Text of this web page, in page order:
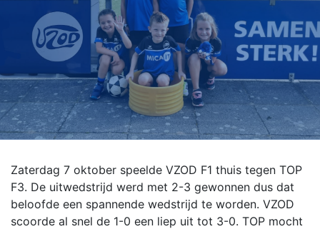
Zaterdag 7 oktober speelde VZOD F1 thuis tegen TOP
F3. De uitwedstrijd werd met 2-3 gewonnen dus dat
beloofde een spannende wedstrijd te worden. VZOD
scoorde al snel de 1-0 een liep uit tot 3-0. TOP mocht